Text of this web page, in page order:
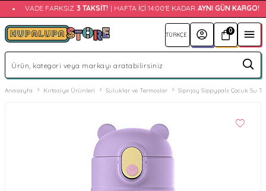
VADE FARKSIZ 3 TAKSIT! | HAFTA İÇI 14:00'E KADAR AYNI GÜN KARGO!
0
Anasayfa Kırtasiye Ürünleri Suluklar ve Termoslar Sipnjoy Sippypals Çocuk Su